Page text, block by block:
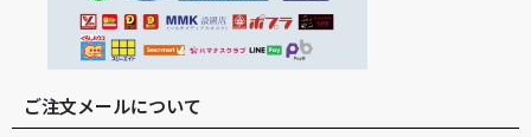
ご注文メールについて